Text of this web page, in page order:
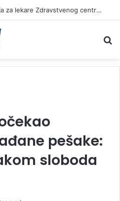
Devet novih specijalizacija za lekare Zdravstvenog centra Vranje
pešake:
sloboda